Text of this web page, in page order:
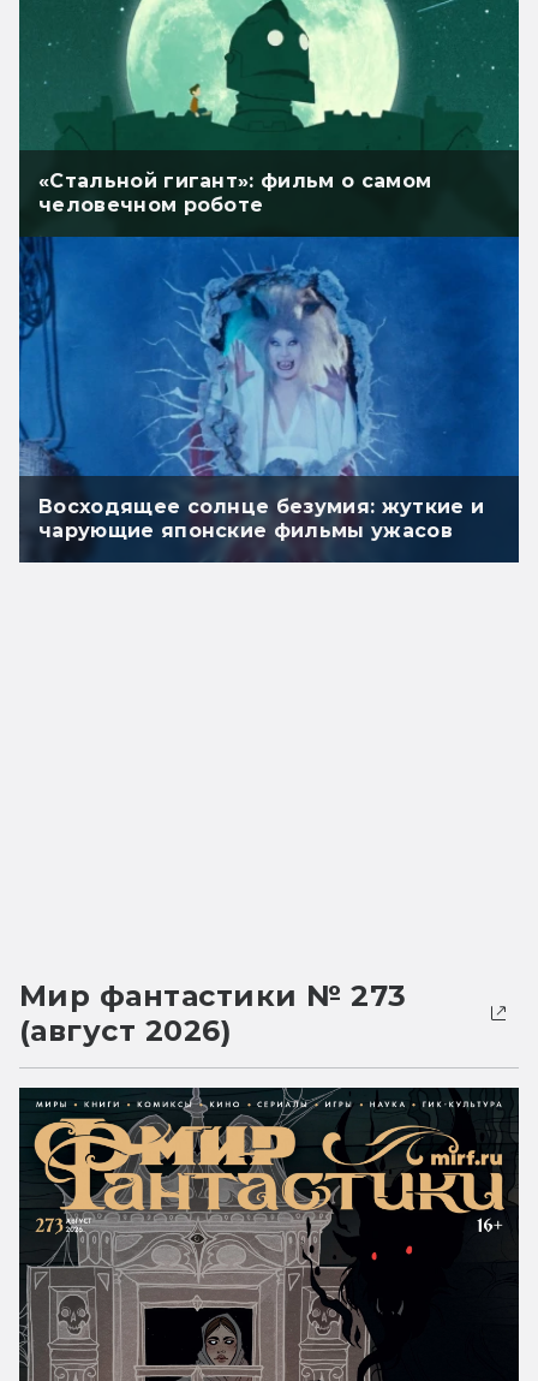
«Стальной гигант»: фильм о самом
человечном роботе
Восходящее солнце безумия: жуткие и
чарующие японские фильмы ужасов
Мир фантастики № 273
(август 2026)